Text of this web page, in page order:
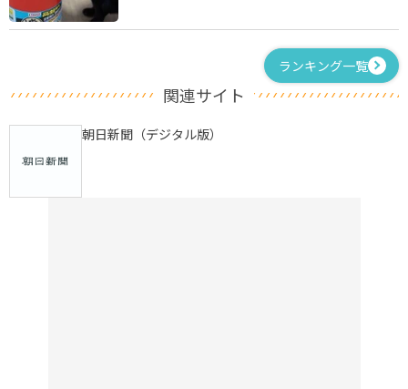
ランキング一覧
関連サイト
朝日新聞（デジタル版）